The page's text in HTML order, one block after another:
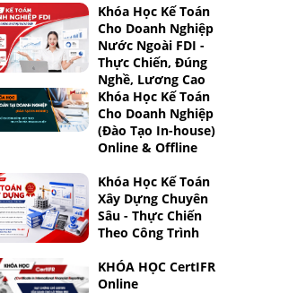
Khóa Học Kế Toán
Cho Doanh Nghiệp
Nước Ngoài FDI -
Thực Chiến, Đúng
Nghề, Lương Cao
Khóa Học Kế Toán
Cho Doanh Nghiệp
(Đào Tạo In-house)
Online & Offline
Khóa Học Kế Toán
Xây Dựng Chuyên
Sâu - Thực Chiến
Theo Công Trình
KHÓA HỌC CertIFR
Online